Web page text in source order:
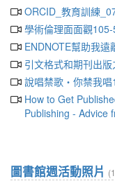
ORCID_教育訓練
學術倫理面面觀
ENDNOTE幫助我
引文格式和期刊出
說唱禁歌‧你禁我唱
How to Get
Publishing - Advice
圖書館週活動照片